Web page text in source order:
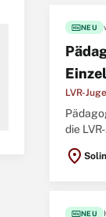
fiber_newNEU
LVR-
die
location_on
fiber_newNEU